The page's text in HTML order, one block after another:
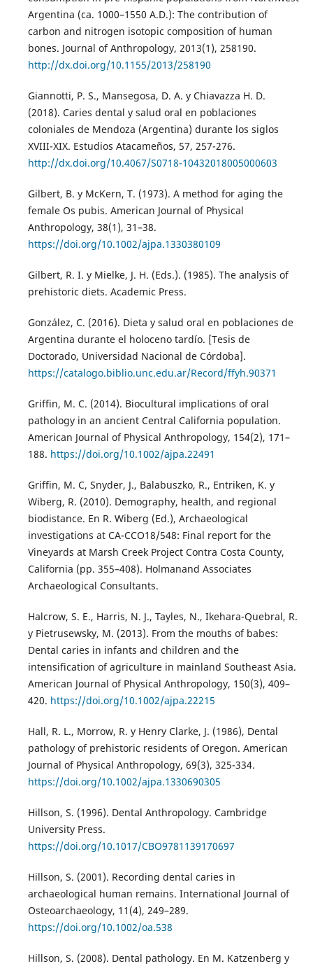
Argentina (ca. 1000–1550 A.D.): The contribution of
carbon and nitrogen isotopic composition of human
bones. Journal of Anthropology, 2013(1), 258190.
http://dx.doi.org/10.1155/2013/258190
Giannotti, P. S., Mansegosa, D. A. y Chiavazza H. D.
(2018). Caries dental y salud oral en poblaciones
coloniales de Mendoza (Argentina) durante los siglos
XVIII-XIX. Estudios Atacameños, 57, 257-276.
http://dx.doi.org/10.4067/S0718-10432018005000603
Gilbert, B. y McKern, T. (1973). A method for aging the
female Os pubis. American Journal of Physical
Anthropology, 38(1), 31–38.
https://doi.org/10.1002/ajpa.1330380109
Gilbert, R. I. y Mielke, J. H. (Eds.). (1985). The analysis of
prehistoric diets. Academic Press.
González, C. (2016). Dieta y salud oral en poblaciones de
Argentina durante el holoceno tardío. [Tesis de
Doctorado, Universidad Nacional de Córdoba].
https://catalogo.biblio.unc.edu.ar/Record/ffyh.90371
Griffin, M. C. (2014). Biocultural implications of oral
pathology in an ancient Central California population.
American Journal of Physical Anthropology, 154(2), 171–
188. https://doi.org/10.1002/ajpa.22491
Griffin, M. C, Snyder, J., Balabuszko, R., Entriken, K. y
Wiberg, R. (2010). Demography, health, and regional
biodistance. En R. Wiberg (Ed.), Archaeological
investigations at CA-CCO18/548: Final report for the
Vineyards at Marsh Creek Project Contra Costa County,
California (pp. 355–408). Holmanand Associates
Archaeological Consultants.
Halcrow, S. E., Harris, N. J., Tayles, N., Ikehara-Quebral, R.
y Pietrusewsky, M. (2013). From the mouths of babes:
Dental caries in infants and children and the
intensification of agriculture in mainland Southeast Asia.
American Journal of Physical Anthropology, 150(3), 409–
420. https://doi.org/10.1002/ajpa.22215
Hall, R. L., Morrow, R. y Henry Clarke, J. (1986), Dental
pathology of prehistoric residents of Oregon. American
Journal of Physical Anthropology, 69(3), 325-334.
https://doi.org/10.1002/ajpa.1330690305
Hillson, S. (1996). Dental Anthropology. Cambridge
University Press.
https://doi.org/10.1017/CBO9781139170697
Hillson, S. (2001). Recording dental caries in
archaeological human remains. International Journal of
Osteoarchaeology, 11(4), 249–289.
https://doi.org/10.1002/oa.538
Hillson, S. (2008). Dental pathology. En M. Katzenberg y